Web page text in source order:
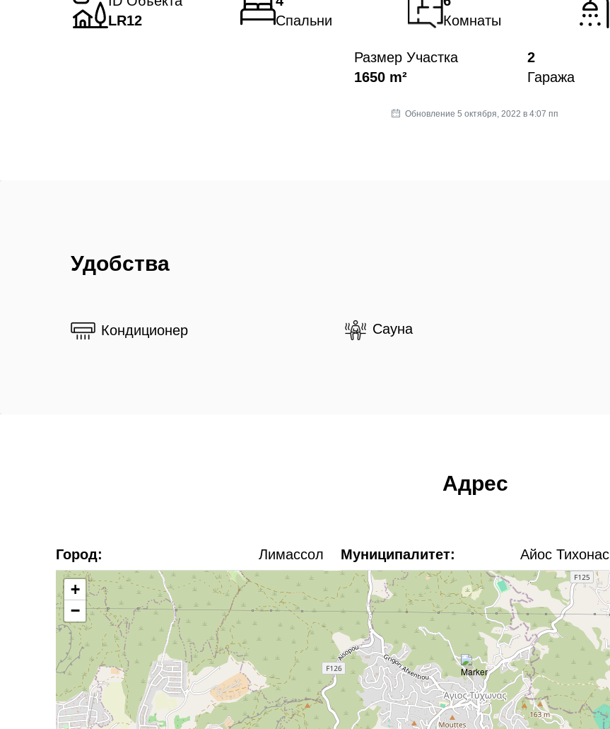
LR12
Спальни
Комнаты
Размер Участка
1650 m²
2
Гаража
Обновление 5 октября, 2022 в 4:07 пп
Удобства
Кондиционер Сауна
Адрес
Город: Лимассол Муниципалитет: Айос Тихонас
+
−